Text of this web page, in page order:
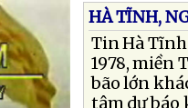
HÀ TĨNH,
Tin Hà
1978, miền
bão lớn
tâm dự